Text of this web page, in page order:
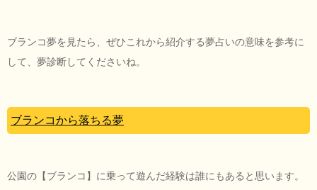
ブランコ夢を見たら、ぜひこれから紹介する夢占いの意味を参考に
して、夢診断してくださいね。
ブランコから落ちる夢
公園の【ブランコ】に乗って遊んだ経験は誰にもあると思います。